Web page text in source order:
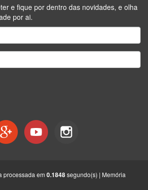
e fique por dentro das novidades, e olha
por ai.
processada em 0.1848segundo(s) | Memória